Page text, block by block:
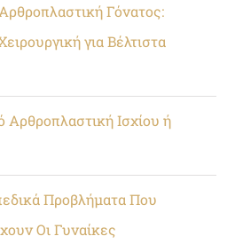
Γόνατος:
για Βέλτιστα
Ισχίου ή
Προβλήματα Που
Οι Γυναίκες